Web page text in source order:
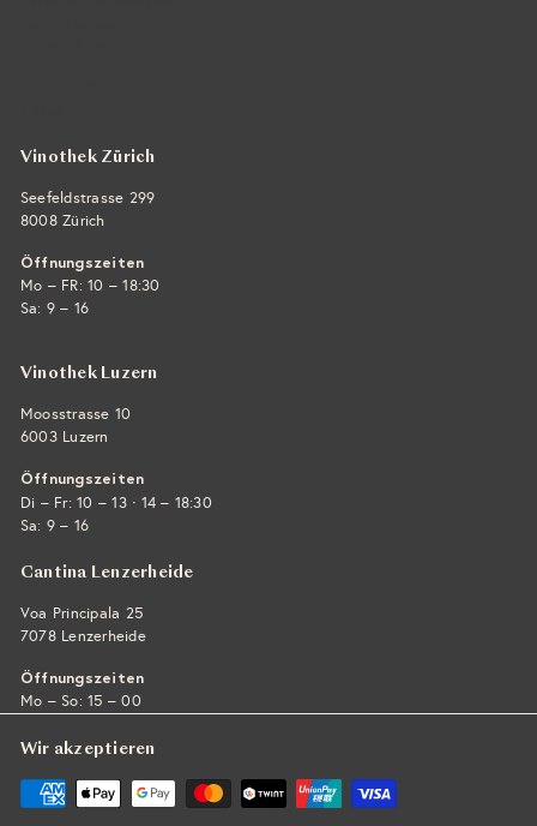
Vinothek Zürich
Seefeldstrasse 299
8008 Zürich
Öffnungszeiten
Mo – FR: 10 – 18:30
Sa: 9 – 16
Vinothek Luzern
Moosstrasse 10
6003 Luzern
Öffnungszeiten
Di – Fr: 10 – 13 · 14 – 18:30
Sa: 9 – 16
Cantina Lenzerheide
Voa Principala 25
7078 Lenzerheide
Öffnungszeiten
Mo – So: 15 – 00
Wir akzeptieren